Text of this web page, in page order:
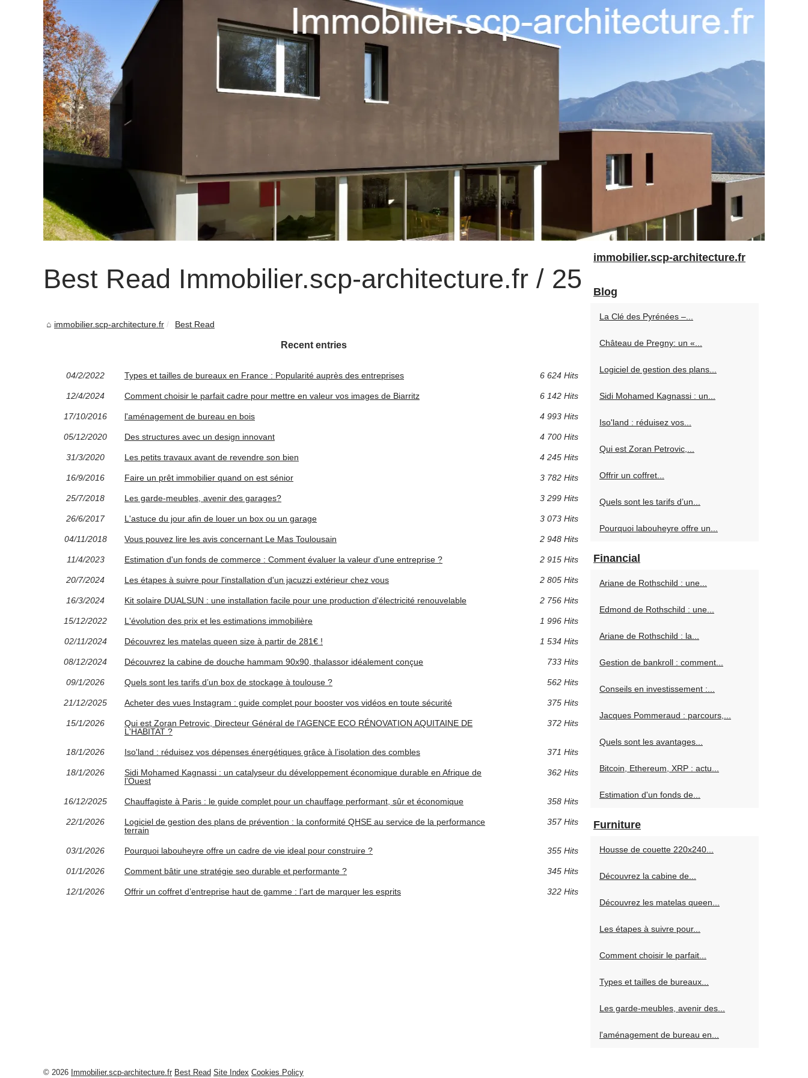
Best Read Immobilier.scp-architecture.fr / 25
immobilier.scp-architecture.fr Best Read
Recent entries
04/2/2022 Types et tailles de bureaux en France : Popularité auprès des entreprises 6 624 Hits
12/4/2024 Comment choisir le parfait cadre pour mettre en valeur vos images de Biarritz 6 142 Hits
17/10/2016 l'aménagement de bureau en bois 4 993 Hits
05/12/2020 Des structures avec un design innovant 4 700 Hits
31/3/2020 Les petits travaux avant de revendre son bien 4 245 Hits
16/9/2016 Faire un prêt immobilier quand on est sénior 3 782 Hits
25/7/2018 Les garde-meubles, avenir des garages? 3 299 Hits
26/6/2017 L'astuce du jour afin de louer un box ou un garage 3 073 Hits
04/11/2018 Vous pouvez lire les avis concernant Le Mas Toulousain 2 948 Hits
11/4/2023 Estimation d'un fonds de commerce : Comment évaluer la valeur d'une entreprise ? 2 915 Hits
20/7/2024 Les étapes à suivre pour l'installation d'un jacuzzi extérieur chez vous 2 805 Hits
16/3/2024 Kit solaire DUALSUN : une installation facile pour une production d'électricité renouvelable 2 756 Hits
15/12/2022 L'évolution des prix et les estimations immobilière 1 996 Hits
02/11/2024 Découvrez les matelas queen size à partir de 281€ ! 1 534 Hits
08/12/2024 Découvrez la cabine de douche hammam 90x90, thalassor idéalement conçue 733 Hits
09/1/2026 Quels sont les tarifs d’un box de stockage à toulouse ? 562 Hits
21/12/2025 Acheter des vues Instagram : guide complet pour booster vos vidéos en toute sécurité 375 Hits
15/1/2026
Qui est Zoran Petrovic, Directeur Général de l'AGENCE ECO RÉNOVATION AQUITAINE DE
L'HABITAT ?
372 Hits
18/1/2026 Iso'land : réduisez vos dépenses énergétiques grâce à l’isolation des combles 371 Hits
18/1/2026
Sidi Mohamed Kagnassi : un catalyseur du développement économique durable en Afrique de
l’Ouest
362 Hits
16/12/2025 Chauffagiste à Paris : le guide complet pour un chauffage performant, sûr et économique 358 Hits
22/1/2026
Logiciel de gestion des plans de prévention : la conformité QHSE au service de la performance
terrain
357 Hits
03/1/2026 Pourquoi labouheyre offre un cadre de vie ideal pour construire ? 355 Hits
01/1/2026 Comment bâtir une stratégie seo durable et performante ? 345 Hits
12/1/2026 Offrir un coffret d’entreprise haut de gamme : l’art de marquer les esprits 322 Hits
immobilier.scp-architecture.fr
Blog
La Clé des Pyrénées –...
Château de Pregny: un «...
Logiciel de gestion des plans...
Sidi Mohamed Kagnassi : un...
Iso'land : réduisez vos...
Qui est Zoran Petrovic,...
Offrir un coffret...
Quels sont les tarifs d’un...
Pourquoi labouheyre offre un...
Financial
Ariane de Rothschild : une...
Edmond de Rothschild : une...
Ariane de Rothschild : la...
Gestion de bankroll : comment...
Conseils en investissement :...
Jacques Pommeraud : parcours,...
Quels sont les avantages...
Bitcoin, Ethereum, XRP : actu...
Estimation d'un fonds de...
Furniture
Housse de couette 220x240...
Découvrez la cabine de...
Découvrez les matelas queen...
Les étapes à suivre pour...
Comment choisir le parfait...
Types et tailles de bureaux...
Les garde-meubles, avenir des...
l'aménagement de bureau en...
© 2026 Immobilier.scp-architecture.fr Best Read Site Index Cookies Policy